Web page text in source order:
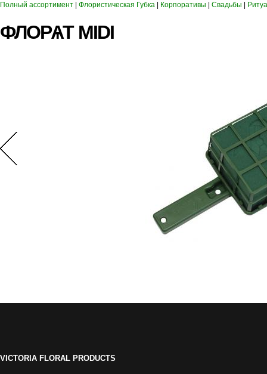
Полный ассортимент Флористическая Губка Корпоративы Свадьбы
ФЛОРѦТ MIDI
VICTORIA FLORAL PRODUCTS